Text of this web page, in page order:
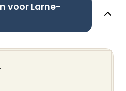
voor Larne-